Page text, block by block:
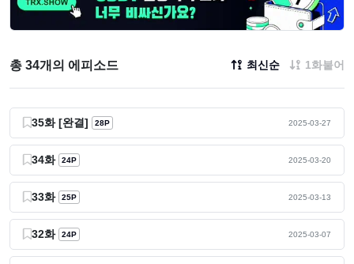
총 34개의 에피소드 최신순 1화붙어
35화 [완결] 28P 2025-03-27
34화 24P 2025-03-20
33화 25P 2025-03-13
32화 24P 2025-03-07